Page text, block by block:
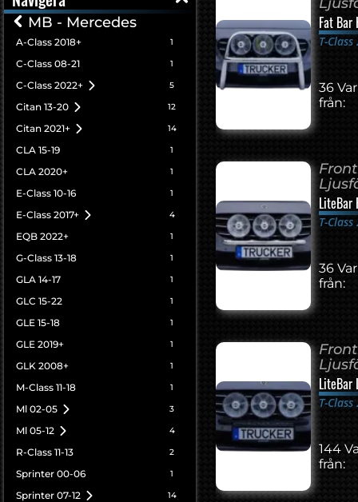
MB - Mercedes
A-Class 2018+ 1
C-Class 08-21 1
C-Class 2022+ 5
Citan 13-20 12
Citan 2021+ 14
CLA 15-19 1
CLA 2020+ 1
E-Class 10-16 1
E-Class 2017+ 4
EQB 2022+ 1
G-Class 13-18 1
GLA 14-17 1
GLC 15-22 1
GLE 15-18 1
GLE 2019+ 1
GLK 2008+ 1
M-Class 11-18 1
Ml 02-05 3
Ml 05-12 4
R-Class 11-13 2
Sprinter 00-06 1
Sprinter 07-12 14
Fat Bar
T-
36
från:
LiteBar
T-
36
från:
LiteBar
T-
144
från: